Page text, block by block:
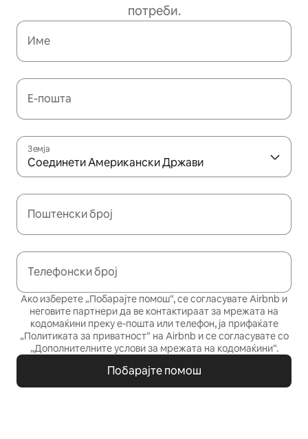
потреби.
Име
Е-пошта
Земја
Соединети Американски Држави
Поштенски број
Телефонски број
Ако изберете „Побарајте помош“, се согласувате Airbnb и
неговите партнери да ве контактираат за мрежата на
кодомаќини преку е-пошта или телефон, ја прифаќате
„Политиката за приватност“ на Airbnb и се согласувате со
„Дополнителните услови за мрежата на кодомаќини“.
Побарајте помош